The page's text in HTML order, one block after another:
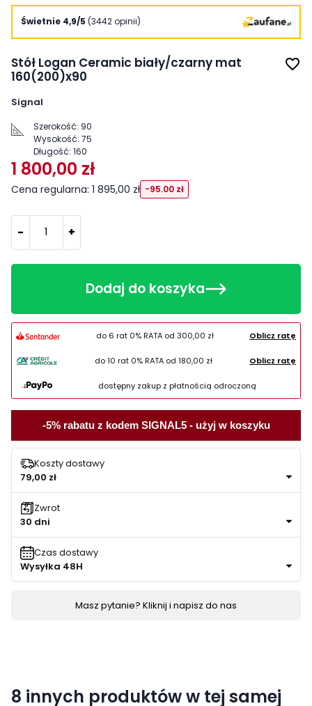
Świetnie 4,9/5 (3442 opinii)
Stół Logan Ceramic biały/czarny mat
160(200)x90
favorite_border
Signal
Szerokość: 90
Wysokość: 75
Długość: 160
1 800,00 zł
Cena regularna: 1 895,00 zł -95.00 zł
- +
Dodaj do koszyka
do 6 rat 0% RATA od 300,00 zł Oblicz ratę
do 10 rat 0% RATA od 180,00 zł Oblicz ratę
dostępny zakup z płatnością odroczoną
-5% rabatu z kodem SIGNAL5 - użyj w koszyku
Koszty dostawy
79,00 zł
Zwrot
30 dni
Czas dostawy
Wysyłka 48H
Masz pytanie? Kliknij i napisz do nas
8 innych produktów w tej samej